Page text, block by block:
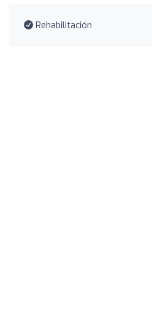
Rehabilitación